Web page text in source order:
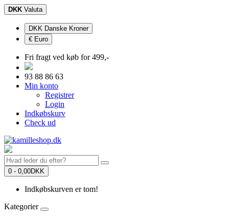
DKK Valuta
DKK Danske Kroner
€ Euro
Fri fragt ved køb for 499,-
93 88 86 63
Min konto
Registrer
Login
Indkøbskurv
Check ud
0 - 0,00DKK
Indkøbskurven er tom!
Kategorier